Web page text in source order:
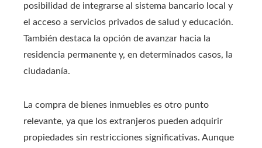
posibilidad de integrarse al sistema bancario local y
el acceso a servicios privados de salud y educación.
También destaca la opción de avanzar hacia la
residencia permanente y, en determinados casos, la
ciudadanía.
La compra de bienes inmuebles es otro punto
relevante, ya que los extranjeros pueden adquirir
propiedades sin restricciones significativas. Aunque